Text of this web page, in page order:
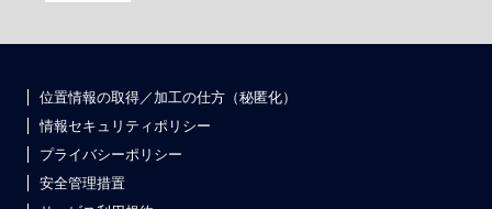
位置情報の取得／加工の仕方（秘匿化）
情報セキュリティポリシー
プライバシーポリシー
安全管理措置